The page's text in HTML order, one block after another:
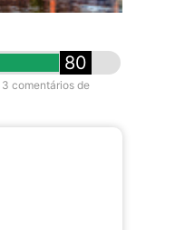
80
3 comentários de